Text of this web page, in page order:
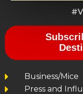
Business/Mice
Press and